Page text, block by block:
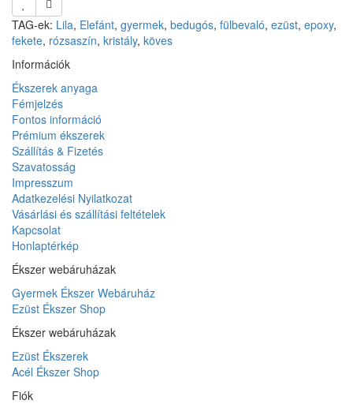
TAG-ek: Lila, Elefánt, gyermek, bedugós, fülbevaló, ezüst, epoxy,
fekete, rózsaszín, kristály, köves
Információk
Ékszerek anyaga
Fémjelzés
Fontos információ
Prémium ékszerek
Szállítás & Fizetés
Szavatosság
Impresszum
Adatkezelési Nyilatkozat
Vásárlási és szállítási feltételek
Kapcsolat
Honlaptérkép
Ékszer webáruházak
Gyermek Ékszer Webáruház
Ezüst Ékszer Shop
Ékszer webáruházak
Ezüst Ékszerek
Acél Ékszer Shop
Fiók